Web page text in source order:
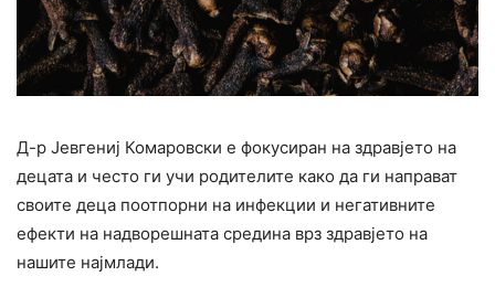
Д-р Јевгениј Комаровски е фокусиран на здравјето на
децата и често ги учи родителите како да ги направат
своите деца поотпорни на инфекции и негативните
ефекти на надворешната средина врз здравјето на
нашите најмлади.